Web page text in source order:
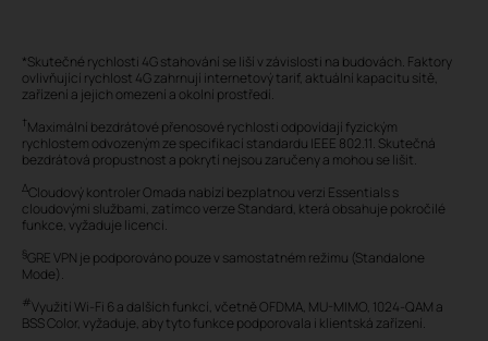
*Skutečné rychlosti 4G stahování se liší v závislosti na budovách. Faktory
ovlivňující rychlost 4G zahrnují internetový tarif, aktuální kapacitu sítě,
zařízení a jejich omezení a okolní prostředí.
†Maximální bezdrátové přenosové rychlosti odpovídají fyzickým
rychlostem odvozeným ze specifikací standardu IEEE 802.11. Skutečná
bezdrátová propustnost a pokrytí nejsou zaručeny a mohou se lišit.
ΔCloudový kontroler Omada nabízí bezplatnou verzi Essentials s
cloudovými službami, zatímco verze Standard, která obsahuje pokročilé
funkce, vyžaduje licenci.
§GRE VPN je podporováno pouze v samostatném režimu (Standalone
Mode).
#Využití Wi-Fi 6 a dalších funkcí, včetně OFDMA, MU-MIMO, 1024-QAM a
BSS Color, vyžaduje, aby tyto funkce podporovala i klientská zařízení.